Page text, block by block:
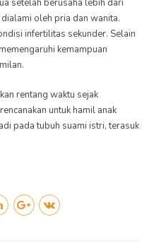
setelah berusaha lebih dari
oleh pria dan wanita.
infertilitas sekunder. Selain
kemampuan
rentang waktu sejak
untuk hamil anak
pada tubuh suami istri, terasuk